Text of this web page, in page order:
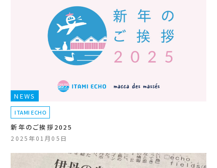
NEWS
ITAMI ECHO
新年のご挨拶2025
2025年01月05日